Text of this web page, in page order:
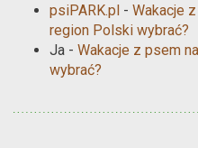
psiPARK.pl - Wakacje
region Polski wybrać?
Ja - Wakacje z psem
wybrać?